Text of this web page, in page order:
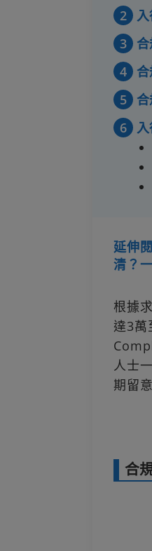
2
3
4
5
6
延伸
清？
根據
達3萬
人士
期留
合